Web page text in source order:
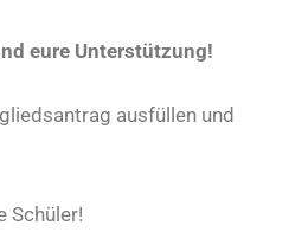
eure Unterstützung!
ausfüllen und
Schüler!